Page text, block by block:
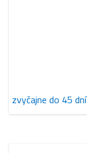
zvyčajne do 45 dní